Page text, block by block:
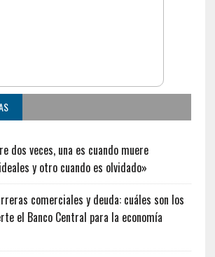
dos veces, una es cuando muere
y otro cuando es olvidado»
comerciales y deuda: cuáles son los
el Banco Central para la economía